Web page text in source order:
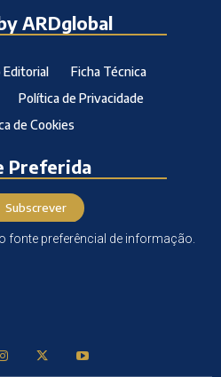
ARDglobal
Ficha Técnica
Política de Privacidade
de Cookies
Preferida
Subscrever
fonte preferêncial de informação.